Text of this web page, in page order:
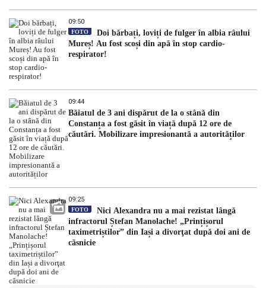
09:50
FOTO
Doi bărbați, loviți de fulger în albia râului
Mureș! Au fost scoși din apă în stop cardio-
respirator!
09:44
Băiatul de 3 ani dispărut de la o stână din
Constanța a fost găsit în viață după 12 ore de
căutări. Mobilizare impresionantă a autorităților
09:25
FOTO
Nici Alexandra nu a mai rezistat lângă
infractorul Ștefan Manolache! „Prințișorul
taximetriștilor” din Iași a divorţat după doi ani de
căsnicie